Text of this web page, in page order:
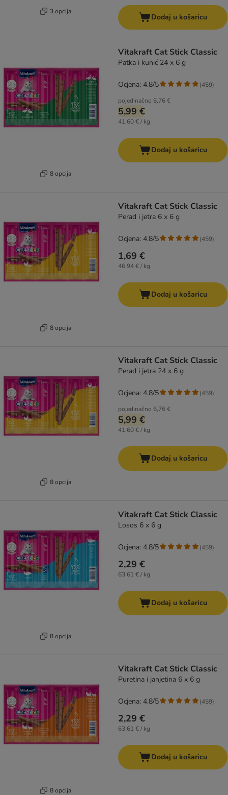
3 opcija
Dodaj u košaricu
8 opcija
Vitakraft Cat Stick Classic
Patka i kunić 24 x 6 g
pojedinačno 6,76 €
5,99 €
41,60 € / kg
Ocjena: 4.8/5 (459)
Dodaj u košaricu
8 opcija
Vitakraft Cat Stick Classic
Perad i jetra 6 x 6 g
1,69 €
46,94 € / kg
Ocjena: 4.8/5 (459)
Dodaj u košaricu
8 opcija
Vitakraft Cat Stick Classic
Perad i jetra 24 x 6 g
pojedinačno 6,76 €
5,99 €
41,60 € / kg
Ocjena: 4.8/5 (459)
Dodaj u košaricu
8 opcija
Vitakraft Cat Stick Classic
Losos 6 x 6 g
2,29 €
63,61 € / kg
Ocjena: 4.8/5 (459)
Dodaj u košaricu
8 opcija
Vitakraft Cat Stick Classic
Puretina i janjetina 6 x 6 g
2,29 €
63,61 € / kg
Ocjena: 4.8/5 (459)
Dodaj u košaricu